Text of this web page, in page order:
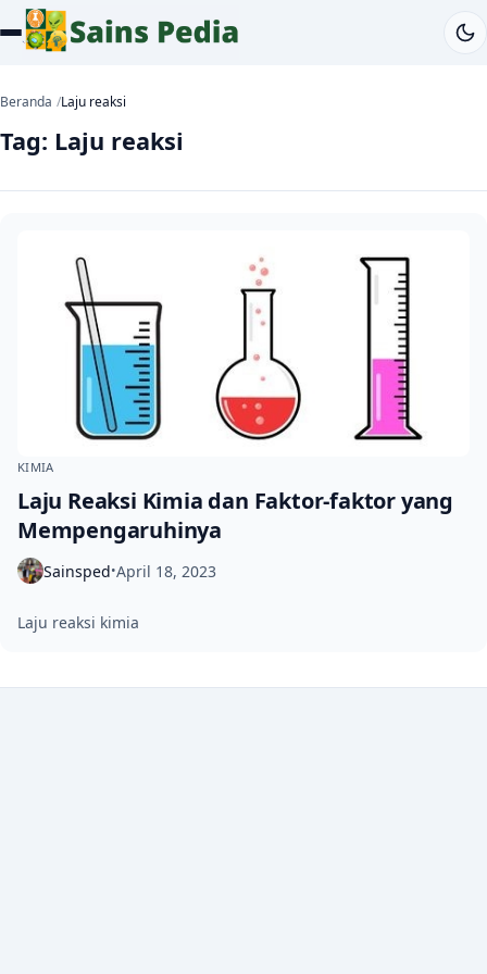
Beranda Laju reaksi
Tag: Laju reaksi
KIMIA
Laju Reaksi Kimia dan Faktor-faktor yang
Mempengaruhinya
Sainsped•April 18, 2023
Laju reaksi kimia